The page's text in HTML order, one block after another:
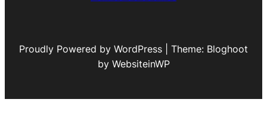
Proudly Powered by WordPress | Theme: Bloghoot
by WebsiteinWP